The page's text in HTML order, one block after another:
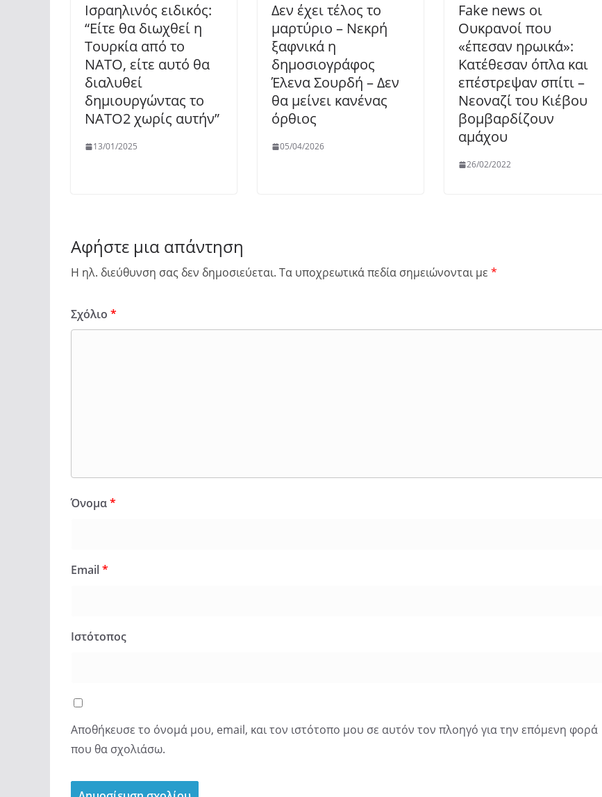
Ισραηλινός ειδικός:
“Είτε θα διωχθεί η
Τουρκία από το
ΝΑΤΟ, είτε αυτό θα
διαλυθεί
δημιουργώντας το
ΝΑΤΟ2 χωρίς αυτήν”
13/01/2025
Δεν έχει τέλος το
μαρτύριο – Νεκρή
ξαφνικά η
δημοσιογράφος
Έλενα Σουρδή – Δεν
θα μείνει κανένας
όρθιος
05/04/2026
Fake news οι
Ουκρανοί που
«έπεσαν ηρωικά»:
Κατέθεσαν όπλα και
επέστρεψαν σπίτι –
Νεοναζί του Κιέβου
βομβαρδίζουν
αμάχου
26/02/2022
Αφήστε μια απάντηση
Η ηλ. διεύθυνση σας δεν δημοσιεύεται. Τα υποχρεωτικά πεδία σημειώνονται με *
Σχόλιο *
Όνομα*
Email*
Ιστότοπος
Αποθήκευσε το όνομά μου, email, και τον ιστότοπο μου σε αυτόν τον πλοηγό για την επόμενη φορά
που θα σχολιάσω.